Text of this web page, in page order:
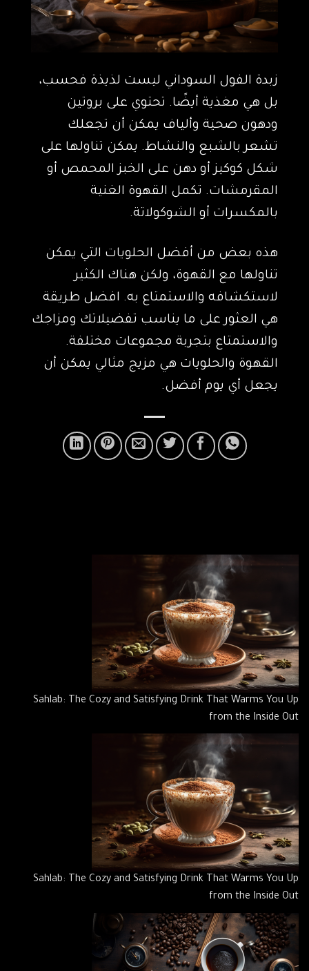
Sahlab: The Cozy and Satisfying Drink That Warms You Up
from the Inside Out
Sahlab: The Cozy and Satisfying Drink That Warms You Up
from the Inside Out
زبدة الفول السوداني ليست لذيذة فحسب،
بل هي مغذية أيضًا. تحتوي على بروتين
ودهون صحية وألياف يمكن أن تجعلك
تشعر بالشبع والنشاط. يمكن تناولها على
شكل كوكيز أو دهن على الخبز المحمص أو
المقرمشات. تكمل القهوة الغنية
بالمكسرات أو الشوكولاتة.
هذه بعض من أفضل الحلويات التي يمكن
تناولها مع القهوة، ولكن هناك الكثير
لاستكشافه والاستمتاع به. افضل طريقة
هي العثور على ما يناسب تفضيلاتك ومزاجك
والاستمتاع بتجربة مجموعات مختلفة.
القهوة والحلويات هي مزيج مثالي يمكن أن
يجعل أي يوم أفضل.